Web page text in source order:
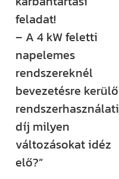
feladat!
– A 4 kW feletti
napelemes
rendszereknél
bevezetésre kerülő
rendszerhasználati
díj milyen
változásokat idéz
elő?”